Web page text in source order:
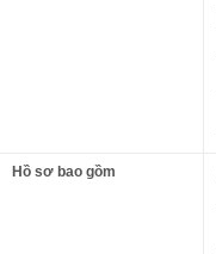
Hồ sơ bao gồm